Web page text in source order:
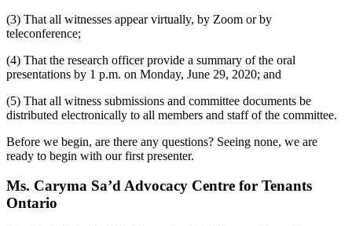
(3) That all witnesses appear virtually, by Zoom or by
teleconference;
(4) That the research officer provide a summary of the oral
presentations by 1 p.m. on Monday, June 29, 2020; and
(5) That all witness submissions and committee documents be
distributed electronically to all members and staff of the committee.
Before we begin, are there any questions? Seeing none, we are
ready to begin with our first presenter.
Ms. Caryma Sa’d Advocacy Centre for Tenants
Ontario